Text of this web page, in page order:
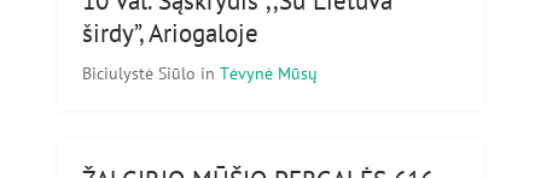
širdy”, Ariogaloje
Biciulystė Siūlo in Tėvynė Mūsų